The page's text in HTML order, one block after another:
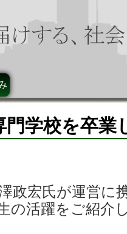
門学校を卒業
政宏氏が運営に
の活躍をご紹介